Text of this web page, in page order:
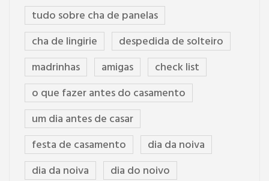
tudo sobre cha de panelas
cha de lingirie
despedida de solteiro
madrinhas
amigas
check list
o que fazer antes do casamento
um dia antes de casar
festa de casamento
dia da noiva
dia da noiva
dia do noivo